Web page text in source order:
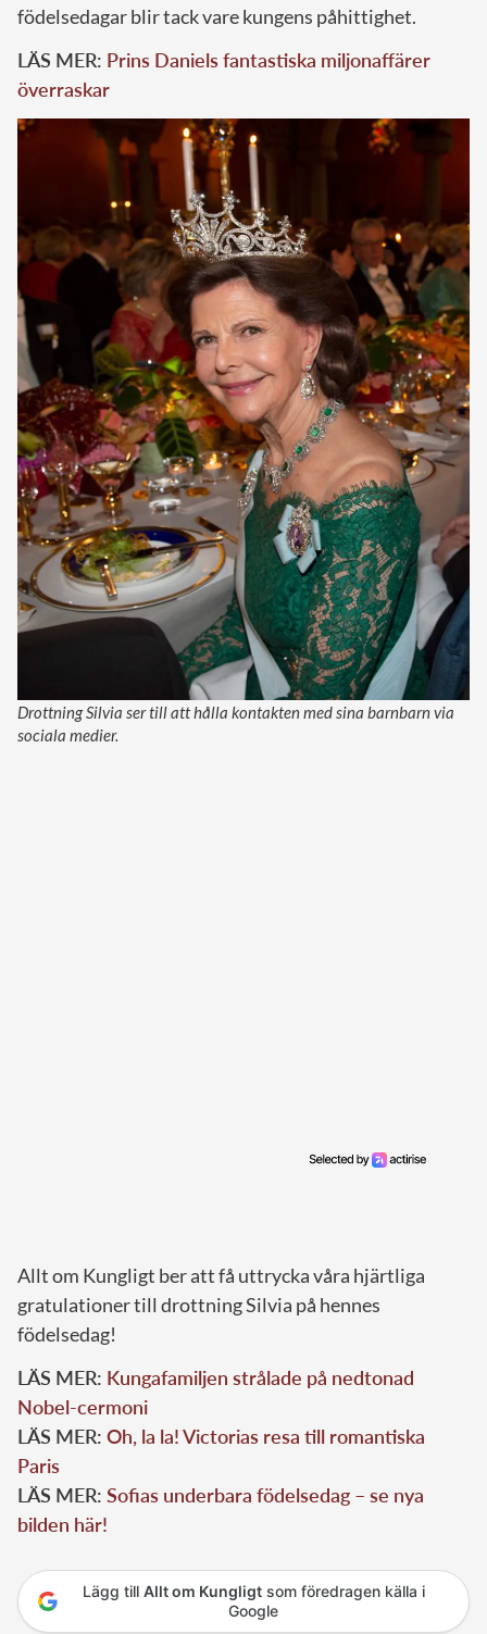
födelsedagar blir tack vare kungens påhittighet.
LÄS MER: Prins Daniels fantastiska miljonaffärer
överraskar
Drottning Silvia ser till att hålla kontakten med sina barnbarn via
sociala medier.
Allt om Kungligt ber att få uttrycka våra hjärtliga
gratulationer till drottning Silvia på hennes
födelsedag!
LÄS MER: Kungafamiljen strålade på nedtonad
Nobel-cermoni
LÄS MER: Oh, la la! Victorias resa till romantiska
Paris
LÄS MER: Sofias underbara födelsedag – se nya
bilden här!
Lägg till Allt om Kungligtsom föredragen källa i
Google